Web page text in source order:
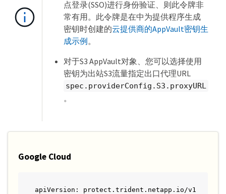
点登录(SSO)进行身份验证、则此令牌非
常有用。此令牌是在中为提供程序生成
密钥时创建的云提供商的AppVault密钥生
成示例。
对于S3 AppVault对象、您可以选择使用
密钥为出站S3流量指定出口代理URL
spec.providerConfig.S3.proxyURL
。
Google Cloud
apiVersion: protect.trident.netapp.io/v1